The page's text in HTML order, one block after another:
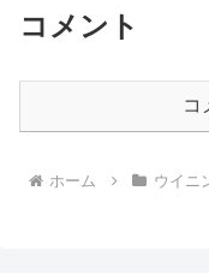
コメント
コ
ホーム ウイニ